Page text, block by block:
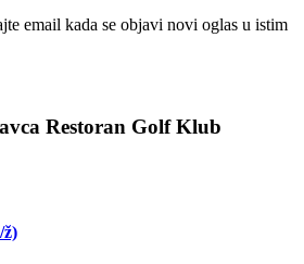
email kada se objavi novi oglas u istim
Restoran Golf Klub
ž)